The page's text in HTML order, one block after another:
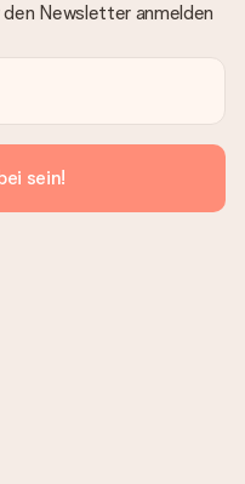
Newsletter anmelden
sein!